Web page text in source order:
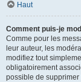
Haut
Comment puis-je
Comme pour les
leur auteur, les
modifiez tout
obligatoirement
possible de